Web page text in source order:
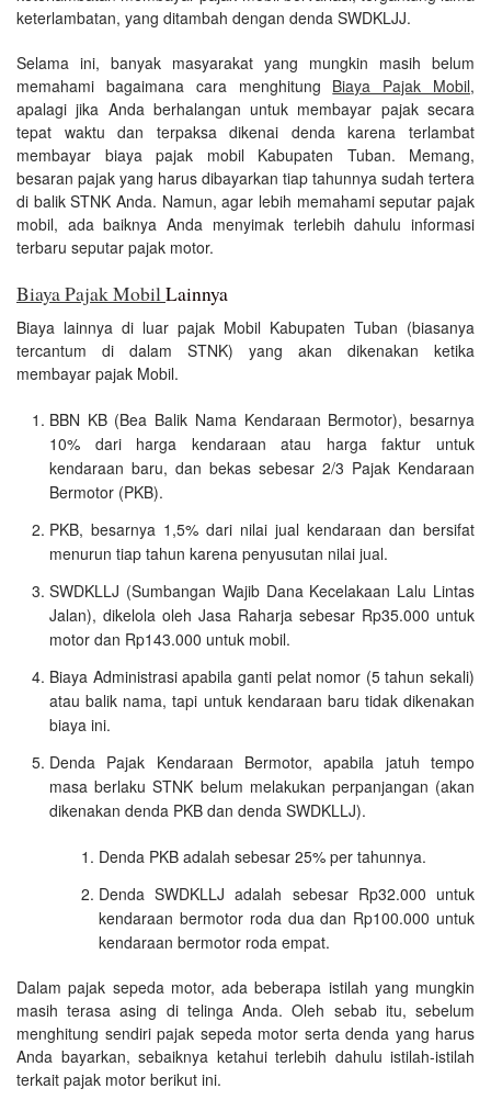
keterlambatan, yang ditambah dengan denda SWDKLJJ.
Selama ini, banyak masyarakat yang mungkin masih belum
memahami bagaimana cara menghitung Biaya Pajak Mobil,
apalagi jika Anda berhalangan untuk membayar pajak secara
tepat waktu dan terpaksa dikenai denda karena terlambat
membayar biaya pajak mobil Kabupaten Tuban. Memang,
besaran pajak yang harus dibayarkan tiap tahunnya sudah tertera
di balik STNK Anda. Namun, agar lebih memahami seputar pajak
mobil, ada baiknya Anda menyimak terlebih dahulu informasi
terbaru seputar pajak motor.
Biaya Pajak MobilLainnya
Biaya lainnya di luar pajak Mobil Kabupaten Tuban (biasanya
tercantum di dalam STNK) yang akan dikenakan ketika
membayar pajak Mobil.
BBN KB (Bea Balik Nama Kendaraan Bermotor), besarnya
10% dari harga kendaraan atau harga faktur untuk
kendaraan baru, dan bekas sebesar 2/3 Pajak Kendaraan
Bermotor (PKB).
PKB, besarnya 1,5% dari nilai jual kendaraan dan bersifat
menurun tiap tahun karena penyusutan nilai jual.
SWDKLLJ (Sumbangan Wajib Dana Kecelakaan Lalu Lintas
Jalan), dikelola oleh Jasa Raharja sebesar Rp35.000 untuk
motor dan Rp143.000 untuk mobil.
Biaya Administrasi apabila ganti pelat nomor (5 tahun sekali)
atau balik nama, tapi untuk kendaraan baru tidak dikenakan
biaya ini.
Denda Pajak Kendaraan Bermotor, apabila jatuh tempo
masa berlaku STNK belum melakukan perpanjangan (akan
dikenakan denda PKB dan denda SWDKLLJ).
Denda PKB adalah sebesar 25% per tahunnya.
Denda SWDKLLJ adalah sebesar Rp32.000 untuk
kendaraan bermotor roda dua dan Rp100.000 untuk
kendaraan bermotor roda empat.
Dalam pajak sepeda motor, ada beberapa istilah yang mungkin
masih terasa asing di telinga Anda. Oleh sebab itu, sebelum
menghitung sendiri pajak sepeda motor serta denda yang harus
Anda bayarkan, sebaiknya ketahui terlebih dahulu istilah-istilah
terkait pajak motor berikut ini.